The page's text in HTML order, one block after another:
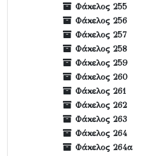
Φάκελος 255
Φάκελος 256
Φάκελος 257
Φάκελος 258
Φάκελος 259
Φάκελος 260
Φάκελος 261
Φάκελος 262
Φάκελος 263
Φάκελος 264
Φάκελος 264α